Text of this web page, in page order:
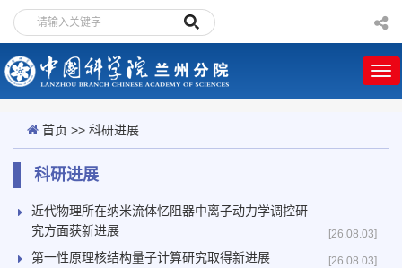
首页 >> 科研进展
科研进展
[26.08.03]
近代物理所在纳米流体忆阻器中离子动力学调控研
究方面获新进展
[26.08.03]
第一性原理核结构量子计算研究取得新进展